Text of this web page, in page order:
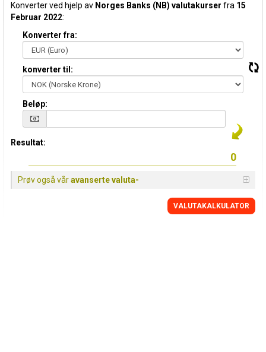
Konverter ved hjelp av Norges Banks (NB) valutakurser fra 15
Februar 2022:
Konverter fra:
konverter til:
Beløp:
Resultat:
Prøv også våravanserte valuta-
VALUTAKALKULATOR